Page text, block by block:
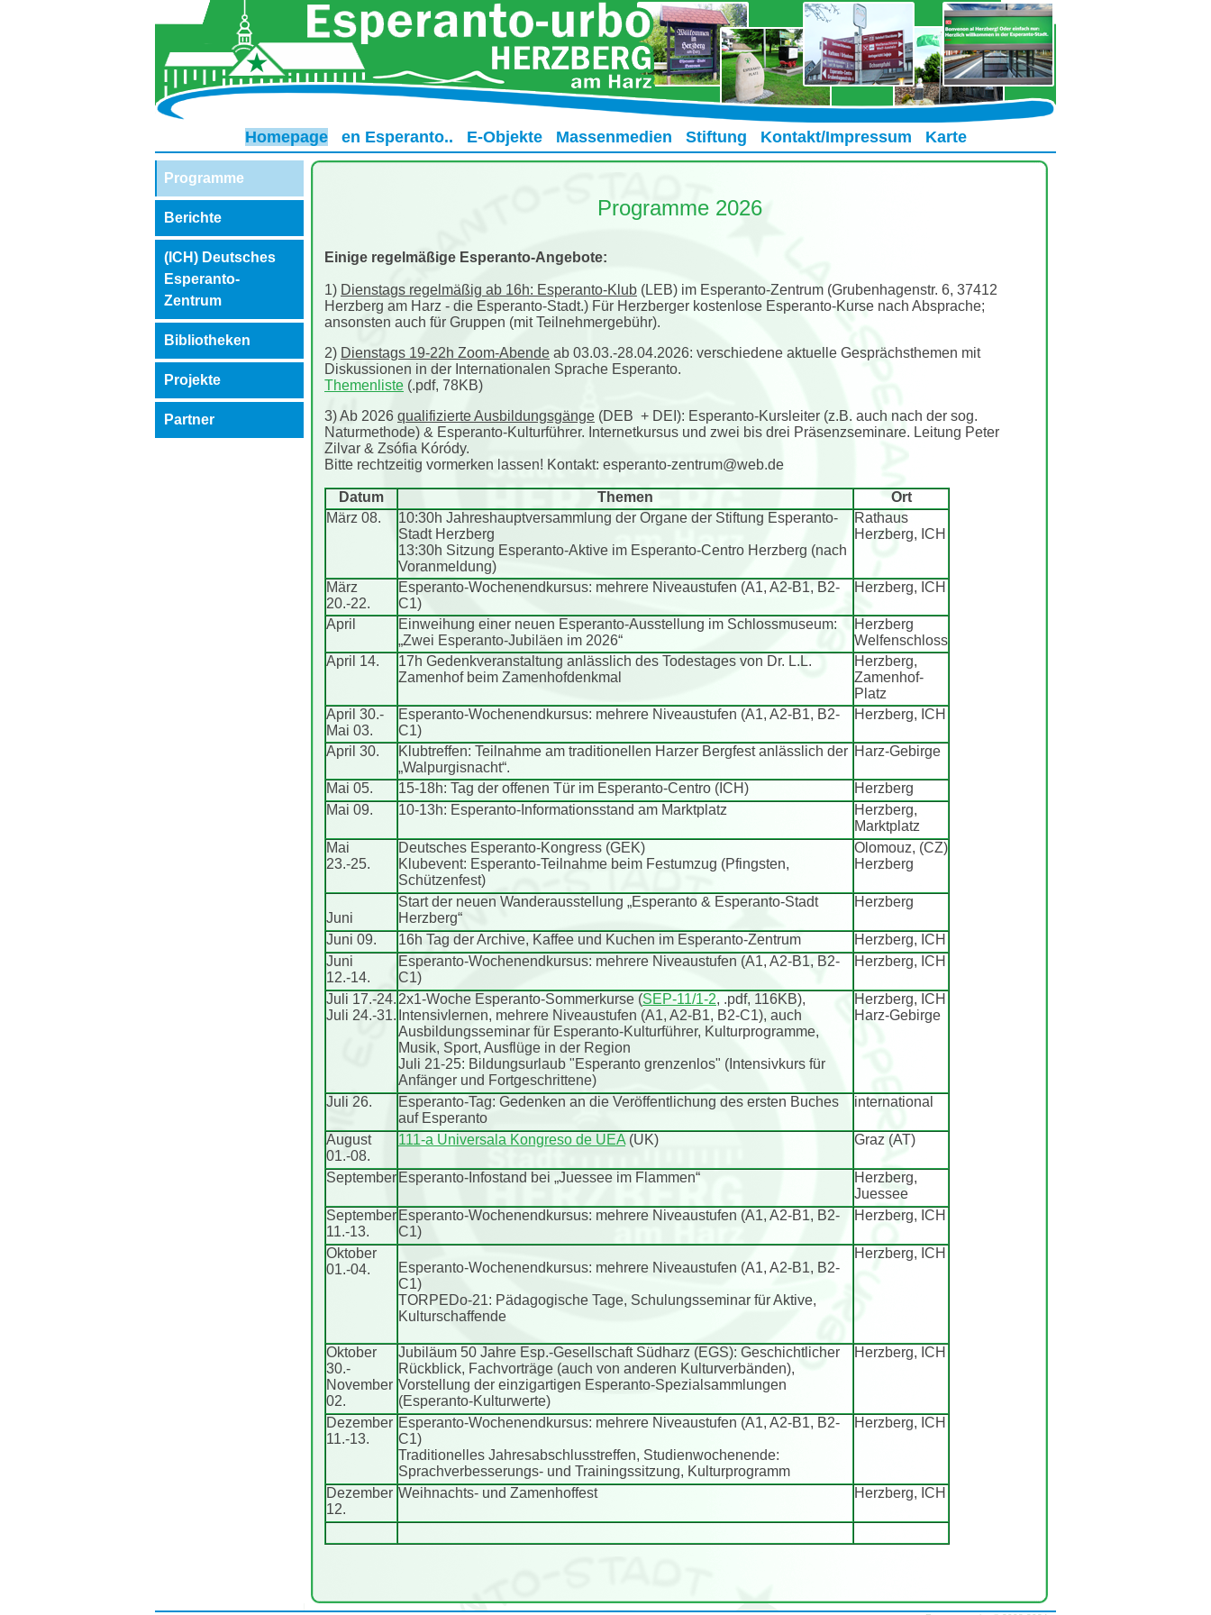
Homepage en Esperanto.. E-Objekte Massenmedien Stiftung Kontakt/Impressum Karte
Programme
Berichte
(ICH) Deutsches
Esperanto-
Zentrum
Bibliotheken
Projekte
Partner
Programme 2026
Einige regelmäßige Esperanto-Angebote:
1) Dienstags regelmäßig ab 16h: Esperanto-Klub (LEB) im Esperanto-Zentrum (Grubenhagenstr. 6, 37412
Herzberg am Harz - die Esperanto-Stadt.) Für Herzberger kostenlose Esperanto-Kurse nach Absprache;
ansonsten auch für Gruppen (mit Teilnehmergebühr).
2) Dienstags 19-22h Zoom-Abende ab 03.03.-28.04.2026: verschiedene aktuelle Gesprächsthemen mit
Diskussionen in der Internationalen Sprache Esperanto.
Themenliste (.pdf, 78KB)
3) Ab 2026 qualifizierte Ausbildungsgänge (DEB + DEI): Esperanto-Kursleiter (z.B. auch nach der sog.
Naturmethode) & Esperanto-Kulturführer. Internetkursus und zwei bis drei Präsenzseminare. Leitung Peter
Zilvar & Zsófia Kóródy.
Bitte rechtzeitig vormerken lassen! Kontakt: esperanto-zentrum@web.de
Datum Themen
Ort
März 08.
10:30h Jahreshauptversammlung der Organe der Stiftung Esperanto-
Stadt Herzberg
13:30h Sitzung Esperanto-Aktive im Esperanto-Centro Herzberg (nach
Voranmeldung)
Rathaus
Herzberg, ICH
März
20.-22.
Esperanto-Wochenendkursus: mehrere Niveaustufen (A1, A2-B1, B2-
C1)
Herzberg, ICH
April
Einweihung einer neuen Esperanto-Ausstellung im Schlossmuseum:
„Zwei Esperanto-Jubiläen im 2026“
Herzberg
Welfenschloss
April 14.
17h Gedenkveranstaltung anlässlich des Todestages von Dr. L.L.
Zamenhof beim Zamenhofdenkmal
Herzberg,
Zamenhof-
Platz
April 30.-
Mai 03.
Esperanto-Wochenendkursus: mehrere Niveaustufen (A1, A2-B1, B2-
C1)
Herzberg, ICH
April 30.
Klubtreffen: Teilnahme am traditionellen Harzer Bergfest anlässlich der
„Walpurgisnacht“.
Harz-Gebirge
Mai 05. 15-18h: Tag der offenen Tür im Esperanto-Centro (ICH)
Herzberg
Mai 09.
10-13h: Esperanto-Informationsstand am Marktplatz
Herzberg,
Marktplatz
Mai
23.-25.
Deutsches Esperanto-Kongress (GEK)
Klubevent: Esperanto-Teilnahme beim Festumzug (Pfingsten,
Schützenfest)
Olomouz, (CZ)
Herzberg
Juni
Start der neuen Wanderausstellung „Esperanto & Esperanto-Stadt
Herzberg“
Herzberg
Juni 09. 16h Tag der Archive, Kaffee und Kuchen im Esperanto-Zentrum
Herzberg, ICH
Juni
12.-14.
Esperanto-Wochenendkursus: mehrere Niveaustufen (A1, A2-B1, B2-
C1)
Herzberg, ICH
Juli 17.-24.
Juli 24.-31.
2x1-Woche Esperanto-Sommerkurse (SEP-11/1-2, .pdf, 116KB),
Intensivlernen, mehrere Niveaustufen (A1, A2-B1, B2-C1), auch
Ausbildungsseminar für Esperanto-Kulturführer, Kulturprogramme,
Musik, Sport, Ausflüge in der Region
Juli 21-25: Bildungsurlaub "Esperanto grenzenlos" (Intensivkurs für
Anfänger und Fortgeschrittene)
Herzberg, ICH
Harz-Gebirge
Juli 26.
Esperanto-Tag: Gedenken an die Veröffentlichung des ersten Buches
auf Esperanto
international
August
01.-08.
111-a Universala Kongreso de UEA(UK) Graz (AT)
September Esperanto-Infostand bei „Juessee im Flammen“
Herzberg,
Juessee
September
11.-13.
Esperanto-Wochenendkursus: mehrere Niveaustufen (A1, A2-B1, B2-
C1)
Herzberg, ICH
Oktober
01.-04.
Esperanto-Wochenendkursus: mehrere Niveaustufen (A1, A2-B1, B2-
C1)
TORPEDo-21: Pädagogische Tage, Schulungsseminar für Aktive,
Kulturschaffende
Herzberg, ICH
Oktober
30.-
November
02.
Jubiläum 50 Jahre Esp.-Gesellschaft Südharz (EGS): Geschichtlicher
Rückblick, Fachvorträge (auch von anderen Kulturverbänden),
Vorstellung der einzigartigen Esperanto-Spezialsammlungen
(Esperanto-Kulturwerte)
Herzberg, ICH
Dezember
11.-13.
Esperanto-Wochenendkursus: mehrere Niveaustufen (A1, A2-B1, B2-
C1)
Traditionelles Jahresabschlusstreffen, Studienwochenende:
Sprachverbesserungs- und Trainingssitzung, Kulturprogramm
Herzberg, ICH
Dezember
12.
Weihnachts- und Zamenhoffest Herzberg, ICH